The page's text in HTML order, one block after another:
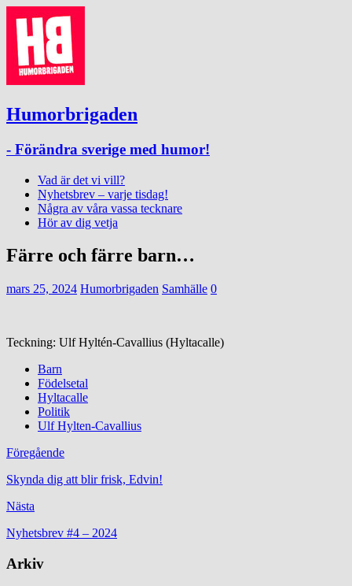
Humorbrigaden
- Förändra sverige med humor!
Vad är det vi vill?
Nyhetsbrev – varje tisdag!
Några av våra vassa tecknare
Hör av dig vetja
Färre och färre barn…
mars 25, 2024 Humorbrigaden Samhälle 0
Teckning: Ulf Hyltén-Cavallius (Hyltacalle)
Barn
Födelsetal
Hyltacalle
Politik
Ulf Hylten-Cavallius
Föregående
Skynda dig att blir frisk, Edvin!
Nästa
Nyhetsbrev #4 – 2024
Arkiv